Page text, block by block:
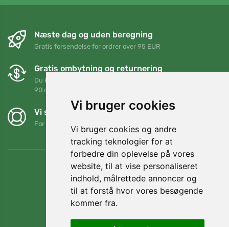
Vi bruger cookies
Vi bruger cookies og andre
tracking teknologier for at
forbedre din oplevelse på vores
website, til at vise personaliseret
indhold, målrettede annoncer og
til at forstå hvor vores besøgende
kommer fra.
Næste dag og uden beregning
Gratis forsendelse for ordrer over 95 EUR
Gratis ombytning og returnering
Du kan returnere eller bytte din ordre når som helst inden for
90 dage
Vi støtter Trees.org
For hver ordre planter vi et træ! Læs mere